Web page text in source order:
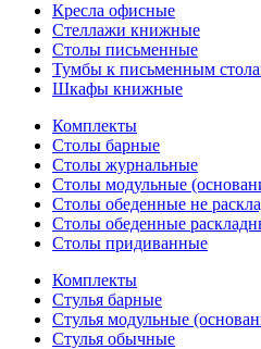
Кресла офисные
Стеллажи книжные
Столы письменные
Тумбы к письменным
Шкафы книжные
Комплекты
Столы барные
Столы журнальные
Столы модульные
Столы обеденные не
Столы обеденные
Столы придиванные
Комплекты
Стулья барные
Стулья модульные
Стулья обычные